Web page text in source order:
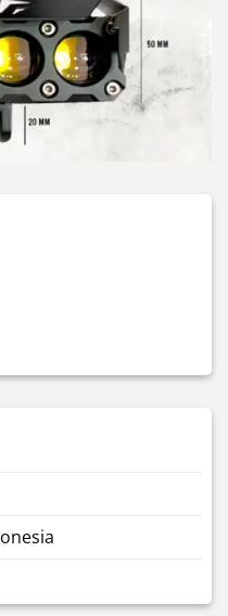
12 VOLT quantity